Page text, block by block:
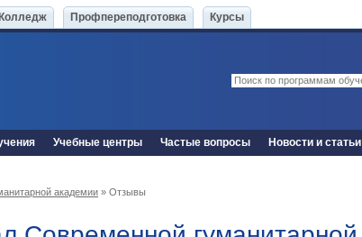
Колледж Профпереподготовка Курсы
Учебные центры Частые вопросы Новости и статьи
академии » Отзывы